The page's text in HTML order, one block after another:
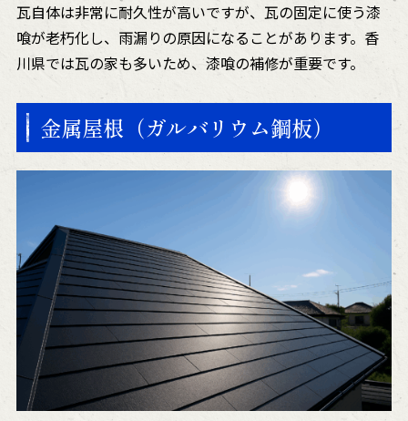
瓦自体は非常に耐久性が高いですが、瓦の固定に使う漆
喰が老朽化し、雨漏りの原因になることがあります。香
川県では瓦の家も多いため、漆喰の補修が重要です。
金属屋根（ガルバリウム鋼板）